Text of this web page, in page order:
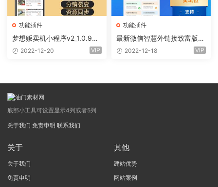
功能插件
梦想贩卖机小程序v2_1.0.96
+全插件（线传）
2022-12-20 VIP
功能插件
最新微信智慧外链接致富版小
程序（前端+全插件)
2022-12-18 VIP
底部小工具可设置显示4列或者5列
关于我们 免责申明 联系我们
关于
关于我们
免责申明
其他
建站优势
网站案例